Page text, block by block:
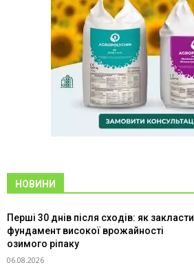
НОВИНИ
Перші 30 днів після сходів: як закласти
фундамент високої врожайності
озимого ріпаку
06.08.2026